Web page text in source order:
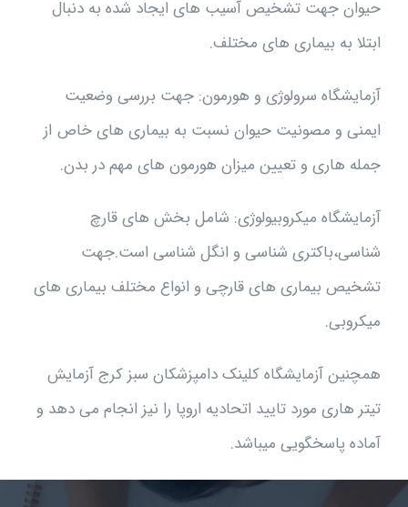
حیوان جهت تشخیص آسیب های ایجاد شده به دنبال
ابتلا به بیماری های مختلف.
آزمایشگاه سرولوژی و هورمون: جهت بررسی وضعیت
ایمنی و مصونیت حیوان نسبت به بیماری های خاص از
جمله هاری و تعیین میزان هورمون های مهم در بدن.
آزمایشگاه میکروبیولوژی: شامل بخش های قارچ
شناسی،باکتری شناسی و انگل شناسی است.جهت
تشخیص بیماری های قارچی و انواع مختلف بیماری های
میکروبی.
همچنین آزمایشگاه کلینک دامپزشکان سبز کرج آزمایش
تیتر هاری مورد تایید اتحادیه اروپا را نیز انجام می ­دهد و
آماده پاسخگویی می­باشد.